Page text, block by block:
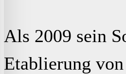
Als 2009 sein
Etablierung